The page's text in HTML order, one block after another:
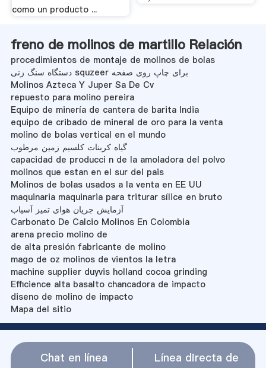
como un producto ...
freno de molinos de martillo Relación
procedimientos de montaje de molinos de bolas
دستگاه سنگ زنی squzeer برای چاپ روی صفحه
Molinos Azteca Y Juper Sa De Cv
repuesto para molino pereira
Equipo de minería de cantera de barita India
equipo de cribado de mineral de oro para la venta
molino de bolas vertical en el mundo
گیاه کربنات کلسیم زمین مرطوب
capacidad de producci n de la amoladora del polvo
molinos que estan en el sur del pais
Molinos de bolas usados a la venta en EE UU
maquinaria maquinaria para triturar sílice en bruto
آزمایش جریان هوای تمیز آسیاب
Carbonato De Calcio Molinos En Colombia
arena precio molino de
de alta presión fabricante de molino
mago de oz molinos de vientos la letra
machine supplier duyvis holland cocoa grinding
Efficience alta basalto chancadora de impacto
diseno de molino de impacto
Mapa del sitio
Chat en línea Línea directa de